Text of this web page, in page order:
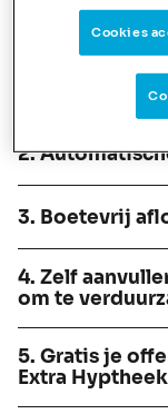
De 10
1. Beste
2.
3. Boetevrij
4. Zelf
om te
5. Gratis je
Extra Hyptheek
Cookies